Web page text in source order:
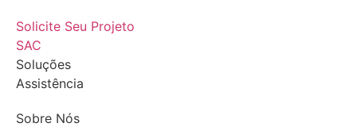
Solicite Seu Projeto
SAC
Soluções
Assistência
Sobre Nós